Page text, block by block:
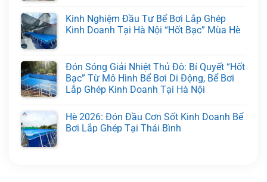
Kinh Nghiệm Đầu Tư Bể Bơi Lắp Ghép
Kinh Doanh Tại Hà Nội “Hốt Bạc” Mùa Hè
Đón Sóng Giải Nhiệt Thủ Đô: Bí Quyết “Hốt
Bạc” Từ Mô Hình Bể Bơi Di Động, Bể Bơi
Lắp Ghép Kinh Doanh Tại Hà Nội
Hè 2026: Đón Đầu Cơn Sốt Kinh Doanh Bể
Bơi Lắp Ghép Tại Thái Bình